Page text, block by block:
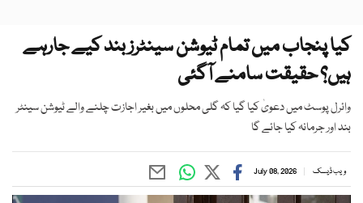
کیا پنجاب میں تمام ٹیوشن سینٹرز بند کیے جارہے
ہیں؟ حقیقت سامنے آگئی
وائرل پوسٹ میں دعویٰ کیا گیا کہ گلی محلوں میں بغیر اجازت چلنے والے ٹیوشن سینٹر
بند اور جرمانہ کیا جائے گا
ویب ڈیسک July 08, 2026